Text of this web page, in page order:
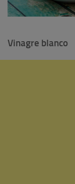
Vinagre blanco